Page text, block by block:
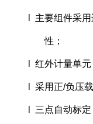
l 主要组件采
性；
l 红外计量单元
l 采用正/负压
l 三点自动标